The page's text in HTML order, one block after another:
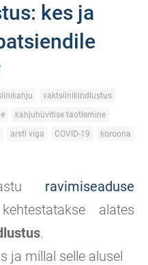
kes ja
vaktsiinikindlustus
kahjuhüvitise taotlemine
arsti viga COVID-19
koroona
ravimiseaduse
alates
.
ja millal selle alusel